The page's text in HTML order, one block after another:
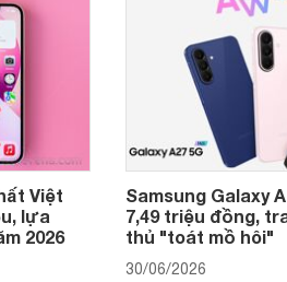
Việt
lựa
2026
Samsung Galaxy
7,49 triệu đồng,
thủ "toát mồ hôi"
30/06/2026